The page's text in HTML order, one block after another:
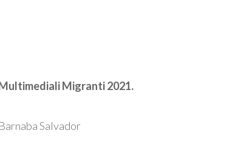
Migranti 2021.
Salvador